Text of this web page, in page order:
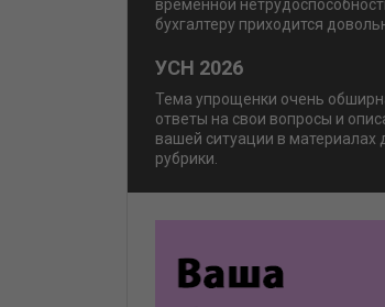
временной
бухгалтеру приходится
УСН 2026
Тема упрощенки очень
ответы на свои вопросы и
вашей ситуации в материалах
рубрики.